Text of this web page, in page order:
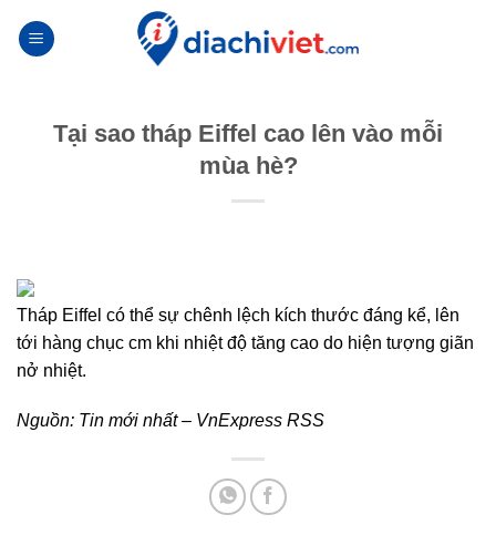
Tại sao tháp Eiffel cao lên vào mỗi
mùa hè?
Tháp Eiffel có thể sự chênh lệch kích thước đáng kể, lên
tới hàng chục cm khi nhiệt độ tăng cao do hiện tượng giãn
nở nhiệt.
Nguồn: Tin mới nhất – VnExpress RSS